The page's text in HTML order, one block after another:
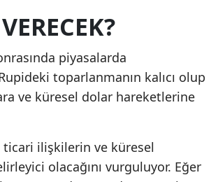
piyasalarda
toparlanmanın kalıcı olup
ve küresel dolar hareketlerine
ticari ilişkilerin ve küresel
olacağını vurguluyor. Eğer